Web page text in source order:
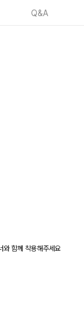
Q&A
와 함께 착용해주세요